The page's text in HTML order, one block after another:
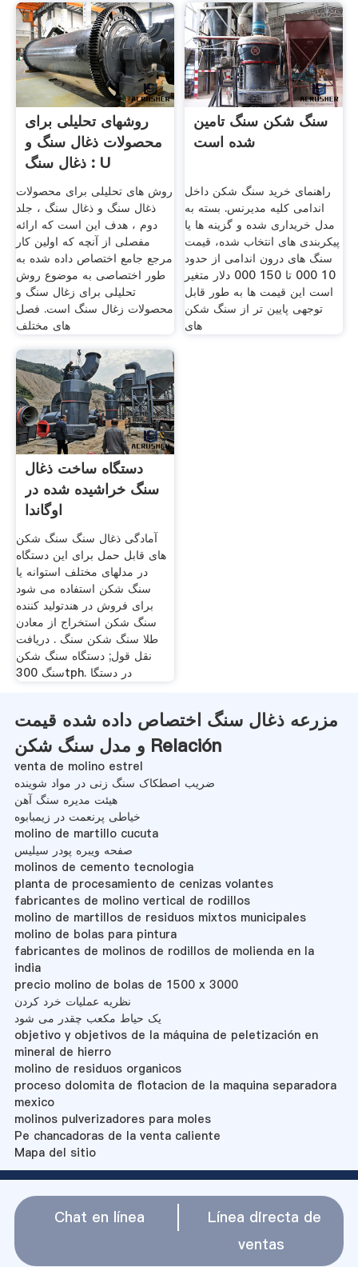
روشهای تحلیلی برای
محصولات ذغال سنگ و
ذغال سنگ : U
روش های تحلیلی برای محصولات
ذغال سنگ و ذغال سنگ ، جلد
دوم ، هدف این است که ارائه
مفصلی از آنچه که اولین کار
مرجع جامع اختصاص داده شده به
طور اختصاصی به موضوع روش
تحلیلی برای زغال سنگ و
محصولات زغال سنگ است. فصل
های مختلف
سنگ شکن سنگ تامین
شده است
راهنمای خرید سنگ شکن داخل
اندامی کلیه مدیرنس. بسته به
مدل خریداری شده و گزینه ها یا
پیکربندی های انتخاب شده، قیمت
سنگ های درون اندامی از حدود
10 000 تا 150 000 دلار متغیر
است این قیمت ها به طور قابل
توجهی پایین تر از سنگ شکن
های
دستگاه ساخت ذغال
سنگ خراشیده شده در
اوگاندا
آمادگی ذغال سنگ سنگ شکن
های قابل حمل برای این دستگاه
در مدلهای مختلف استوانه یا
سنگ شکن استفاده می شود
برای فروش در هندتولید کننده
سنگ شکن استخراج از معادن
طلا سنگ شکن سنگ . دریافت
نقل قول; دستگاه سنگ شکن
سنگ 300tph. در دستگا
مزرعه ذغال سنگ اختصاص داده شده قیمت
و مدل سنگ شکن Relación
venta de molino estrel
ضریب اصطکاک سنگ زنی در مواد شوینده
هیئت مدیره سنگ آهن
خیاطی پرنعمت در زیمبابوه
molino de martillo cucuta
صفحه ویبره پودر سیلیس
molinos de cemento tecnologia
planta de procesamiento de cenizas volantes
fabricantes de molino vertical de rodillos
molino de martillos de residuos mixtos municipales
molino de bolas para pintura
fabricantes de molinos de rodillos de molienda en la
india
precio molino de bolas de 1500 x 3000
نظریه عملیات خرد کردن
یک حیاط مکعب چقدر می شود
objetivo y objetivos de la máquina de peletización en
mineral de hierro
molino de residuos organicos
proceso dolomita de flotacion de la maquina separadora
mexico
molinos pulverizadores para moles
Pe chancadoras de la venta caliente
Mapa del sitio
Chat en línea
Línea directa de
ventas